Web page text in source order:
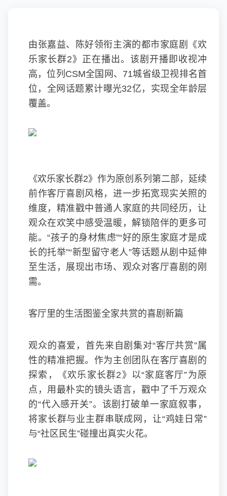
由张嘉益、陈好领衔主演的都市家庭剧《欢
乐家长群2》正在播出。该剧开播即收视冲
高，位列CSM全国网、71城省级卫视排名首
位，全网话题累计曝光32亿，实现全年龄层
覆盖。
《欢乐家长群2》作为原创系列第二部，延续
前作客厅喜剧风格，进一步拓宽现实关照的
维度，精准戳中普通人家庭的共同经历，让
观众在欢笑中感受温暖，解锁陪伴的更多可
能。“孩子的身材焦虑”“好的原生家庭才是成
长的托举”“新型留守老人”等话题从剧中延伸
至生活，展现出市场、观众对客厅喜剧的刚
需。
客厅里的生活图鉴全家共赏的喜剧新篇
观众的喜爱，首先来自剧集对“客厅共赏”属
性的精准把握。作为主创团队在客厅喜剧的
探索，《欢乐家长群2》以“家庭客厅”为原
点，用最朴实的镜头语言，戳中了千万观众
的“代入感开关”。该剧打破单一家庭叙事，
将家长群与业主群串联成网，让“鸡娃日常”
与“社区民生”碰撞出真实火花。